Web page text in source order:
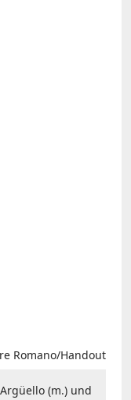
Romano/Handout
(m.) und